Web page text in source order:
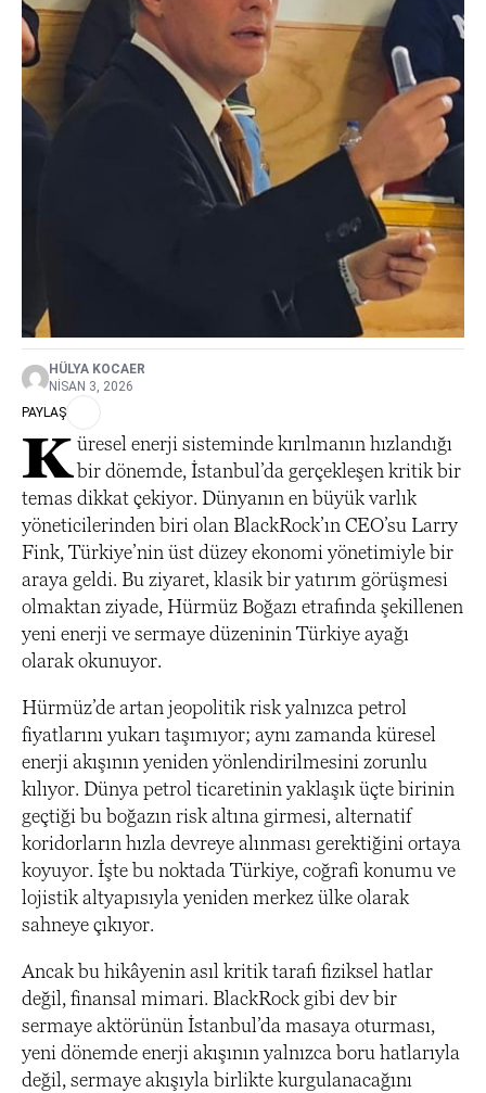
HÜLYA KOCAER
NISAN 3, 2026
PAYLAŞ
K üresel enerji sisteminde kırılmanın hızlandığı
bir dönemde, İstanbul’da gerçekleşen kritik bir
temas dikkat çekiyor. Dünyanın en büyük varlık
yöneticilerinden biri olan BlackRock’ın CEO’su Larry
Fink, Türkiye’nin üst düzey ekonomi yönetimiyle bir
araya geldi. Bu ziyaret, klasik bir yatırım görüşmesi
olmaktan ziyade, Hürmüz Boğazı etrafında şekillenen
yeni enerji ve sermaye düzeninin Türkiye ayağı
olarak okunuyor.
Hürmüz’de artan jeopolitik risk yalnızca petrol
fiyatlarını yukarı taşımıyor; aynı zamanda küresel
enerji akışının yeniden yönlendirilmesini zorunlu
kılıyor. Dünya petrol ticaretinin yaklaşık üçte birinin
geçtiği bu boğazın risk altına girmesi, alternatif
koridorların hızla devreye alınması gerektiğini ortaya
koyuyor. İşte bu noktada Türkiye, coğrafi konumu ve
lojistik altyapısıyla yeniden merkez ülke olarak
sahneye çıkıyor.
Ancak bu hikâyenin asıl kritik tarafı fiziksel hatlar
değil, finansal mimari. BlackRock gibi dev bir
sermaye aktörünün İstanbul’da masaya oturması,
yeni dönemde enerji akışının yalnızca boru hatlarıyla
değil, sermaye akışıyla birlikte kurgulanacağını